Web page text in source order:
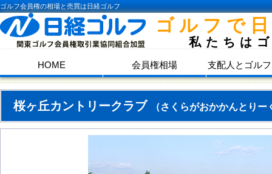
ゴルフ会員権の相場と売買は日経ゴルフ
ゴルフで
私たちは
HOME 会員権相場 支配人とゴル
桜ヶ丘カントリークラブ （さくらがおかかんとりー